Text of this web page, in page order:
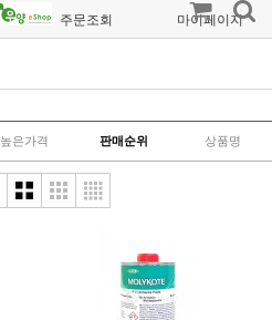
주문조회 마이페이지
높은가격 판매순위 상품명